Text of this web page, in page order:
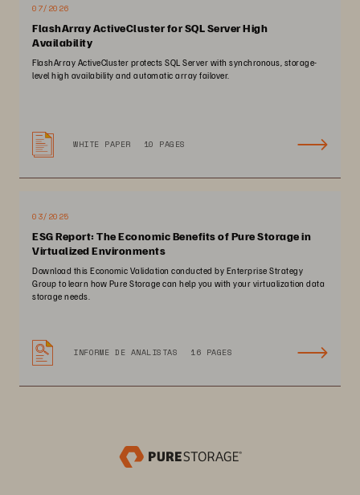
07/2026
FlashArray ActiveCluster for SQL Server High
Availability
FlashArray ActiveCluster protects SQL Server with synchronous, storage-
level high availability and automatic array failover.
WHITE PAPER 10 PAGES
03/2025
ESG Report: The Economic Benefits of Pure Storage in
Virtualized Environments
Download this Economic Validation conducted by Enterprise Strategy
Group to learn how Pure Storage can help you with your virtualization data
storage needs.
INFORME DE ANALISTAS 16 PAGES